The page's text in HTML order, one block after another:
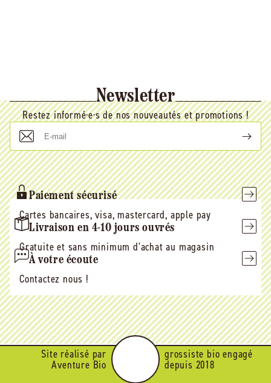
Newsletter
Restez informé·e·s de nos nouveautés et promotions !
E-
mail
Paiement sécurisé
Cartes bancaires, visa, mastercard, apple pay
Livraison en 4-10 jours ouvrés
Gratuite et sans minimum d'achat au magasin
À votre écoute
Contactez nous !
Site réalisé par
Aventure Bio
grossiste bio engagé
depuis 2018